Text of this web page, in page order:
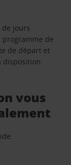
de jours
de
de départ et
disposition.
vous